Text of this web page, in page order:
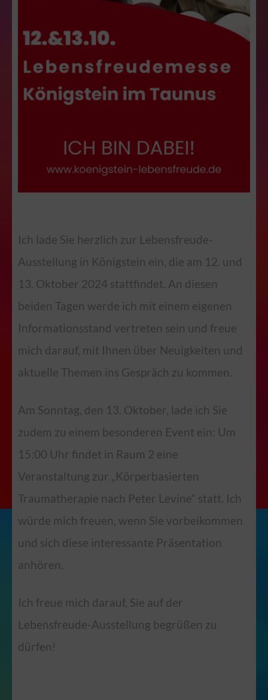
Ich lade Sie herzlich zur Lebensfreude-
Ausstellung in Königstein ein, die am 12. und
13. Oktober 2024 stattfindet. An diesen
beiden Tagen werde ich mit einem eigenen
Informationsstand vertreten sein und freue
mich darauf, mit Ihnen über Neuigkeiten und
aktuelle Themen ins Gespräch zu kommen.
Am Sonntag, den 13. Oktober, lade ich Sie
zudem zu einem besonderen Event ein: Um
15:00 Uhr findet in Raum 2 eine
Veranstaltung zur „Körperbasierten
Traumatherapie nach Peter Levine“ statt. Ich
würde mich freuen, wenn Sie vorbeikommen
und sich diese interessante Präsentation
anhören.
Ich freue mich darauf, Sie auf der
Lebensfreude-Ausstellung begrüßen zu
dürfen!